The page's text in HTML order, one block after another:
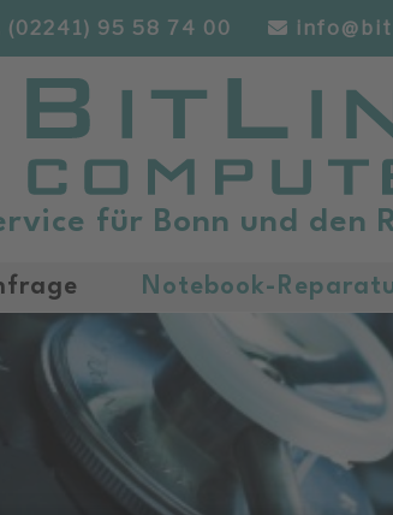
(02241) 95 58 74 00
für Bonn und den
Notebook-